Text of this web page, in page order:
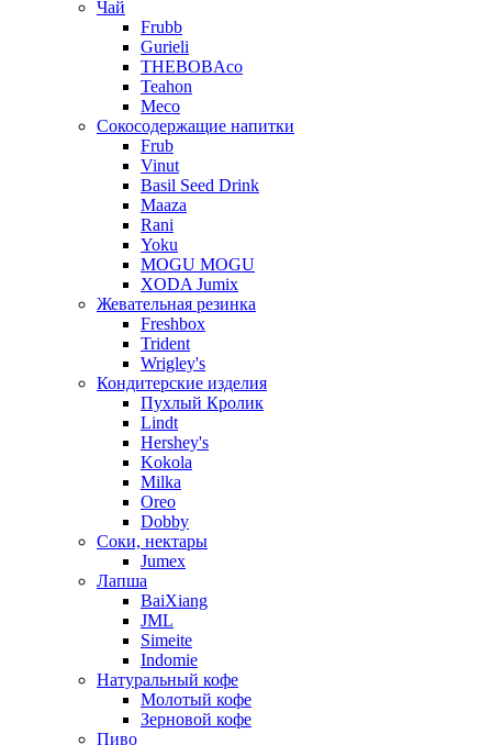
Чай
Frubb
Gurieli
THEBOBAco
Teahon
Meco
Сокосодержащие напитки
Frub
Vinut
Basil Seed Drink
Maaza
Rani
Yoku
MOGU MOGU
XODA Jumix
Жевательная резинка
Freshbox
Trident
Wrigley's
Кондитерские изделия
Пухлый Кролик
Lindt
Hershey's
Kokola
Milka
Oreo
Dobby
Соки, нектары
Jumex
Лапша
BaiXiang
JML
Simeite
Indomie
Натуральный кофе
Молотый кофе
Зерновой кофе
Пиво